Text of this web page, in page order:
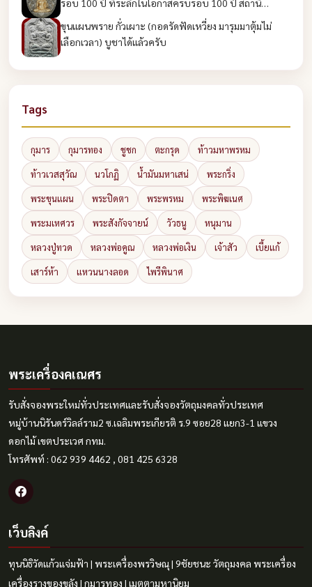
รอบ 100 ปี ที่ระลึกในโอกาสครบรอบ 100 ปี สถานี
ตำรวจนครบาลชนะสงคราม บูชาได้แล้วครับ
ขุนแผนพราย กั่วเผาะ (กอดรัดฟัดเหวี่ยง มารุมมาตุ้มไม่
เลือกเวลา) บูชาได้แล้วครับ
Tags
กุมาร กุมารทอง ชูชก ตะกรุด ท้าวมหาพรหม
ท้าวเวสสุวัณ นวโกฏิ น้ำมันมหาเสน่ พระกริ่ง
พระขุนแผน พระปิดตา พระพรหม พระพิฆเนศ
พระมเหศวร พระสังกัจจายน์ วัวธนู หนุมาน
หลวงปู่ทวด หลวงพ่อคูณ หลวงพ่อเงิน เจ้าสัว เบี้ยแก้
เสาร์ห้า แหวนนางลอด ไพรีพินาศ
พระเครื่องคเณศร
รับสั่งจองพระใหม่ทั่วประเทศและรับสั่งจองวัตถุมงคลทั่วประเทศ
หมู่บ้านนิรันดร์วิลล์ราม2 ซ.เฉลิมพระเกียรติ ร.9 ซอย28 แยก3-1 แขวง
ดอกไม้ เขตประเวศ กทม.
โทรศัพท์ : 062 939 4462 , 081 425 6328
เว็บลิงค์
ทุนนิธิวัดแก้วแจ่มฟ้า | พระเครื่องพรวิษณุ| 9ชัยชนะ วัตถุมงคล พระเครื่อง
เครื่องรางของขลัง | กุมารทอง | เมตตามหานิยม